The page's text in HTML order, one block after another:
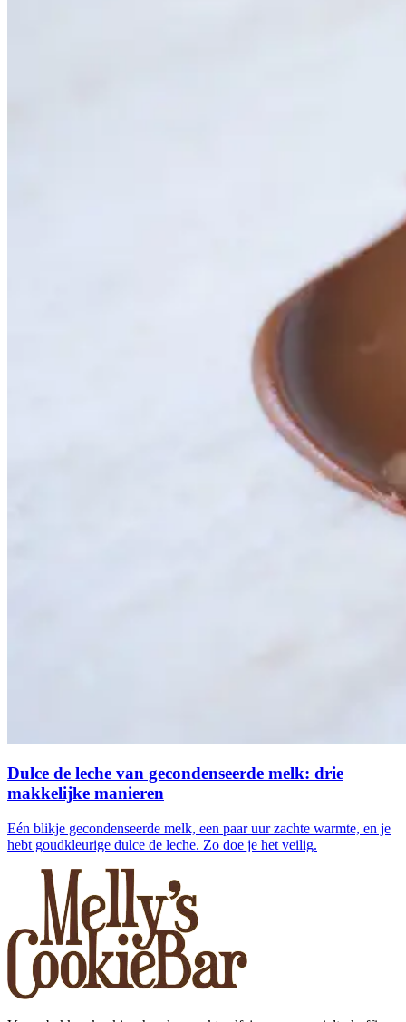
Dulce de leche van gecondenseerde melk: drie
makkelijke manieren
Eén blikje gecondenseerde melk, een paar uur zachte warmte, en je
hebt goudkleurige dulce de leche. Zo doe je het veilig.